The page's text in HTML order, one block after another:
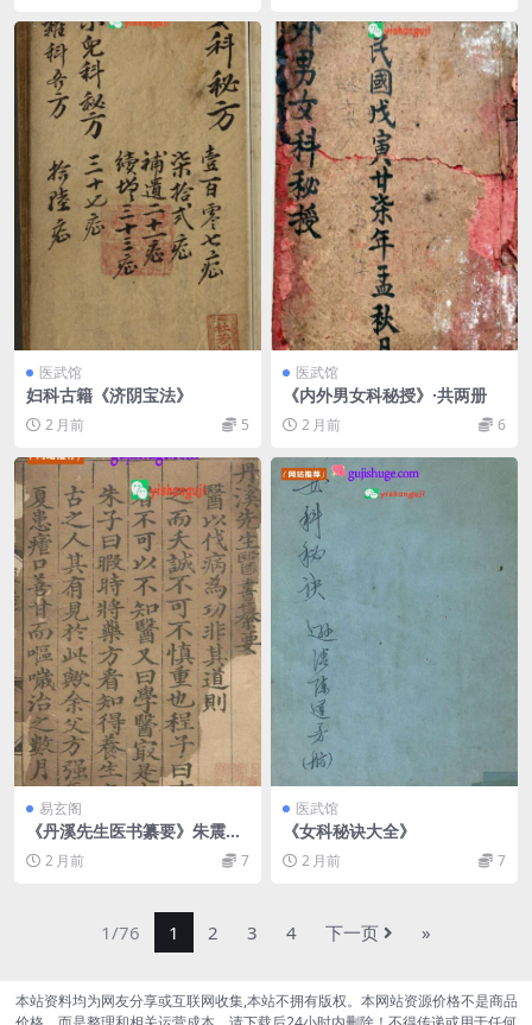
医武馆
妇科古籍《济阴宝法》
2 月前 5
医武馆
《内外男女科秘授》·共两册
2 月前 6
易玄阁
《丹溪先生医书纂要》朱震亨.
卢和2 月前 7
医武馆
《女科秘诀大全》
2 月前 7
1/76 1 2 3 4 下一页 »
本站资料均为网友分享或互联网收集,本站不拥有版权。本网站资源价格不是商品